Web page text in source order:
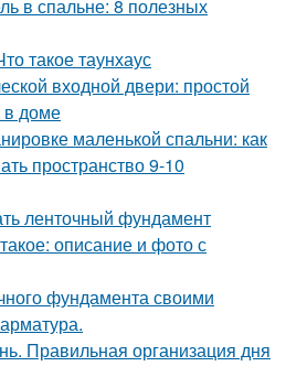
в спальне: 8 полезных
такое таунхаус
входной двери: простой
в доме
маленькой спальни: как
пространство 9-10
ленточный фундамент
описание и фото с
фундамента своими
Правильная организация дня